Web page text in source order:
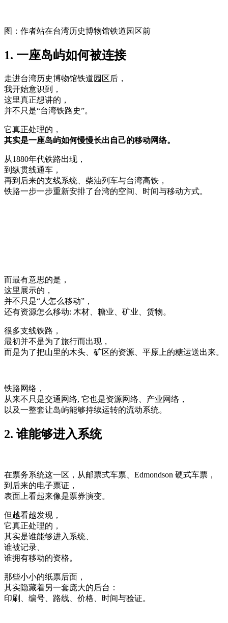
图：作者站在台湾历史博物馆铁道园区前
1. 一座岛屿如何被连接
走进台湾历史博物馆铁道园区后，
我开始意识到，
这里真正想讲的，
并不只是“台湾铁路史”。
它真正处理的，
其实是一座岛屿如何慢慢长出自己的移动网络。
从1880年代铁路出现，
到纵贯线通车，
再到后来的支线系统、柴油列车与台湾高铁，
铁路一步一步重新安排了台湾的空间、时间与移动方式。
而最有意思的是，
这里展示的，
并不只是“人怎么移动”，
还有资源怎么移动: 木材、糖业、矿业、货物。
很多支线铁路，
最初并不是为了旅行而出现，
而是为了把山里的木头、矿区的资源、平原上的糖运送出来。
铁路网络，
从来不只是交通网络, 它也是资源网络、产业网络，
以及一整套让岛屿能够持续运转的流动系统。
2. 谁能够进入系统
在票务系统这一区，从邮票式车票、Edmondson 硬式车票，
到后来的电子票证，
表面上看起来像是票券演变。
但越看越发现，
它真正处理的，
其实是谁能够进入系统、
谁被记录、
谁拥有移动的资格。
那些小小的纸票后面，
其实隐藏着另一套庞大的后台：
印刷、编号、路线、价格、时间与验证。